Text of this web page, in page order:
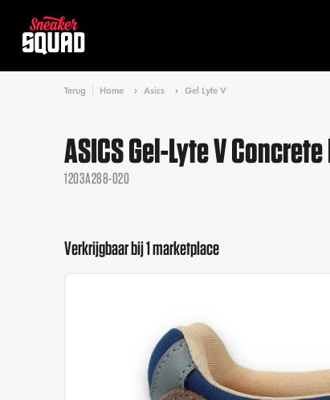
Terug Home Asics Gel Lyte V
ASICS Gel-Lyte V
1203A288-020
Verkrijgbaar bij 1 marketplace